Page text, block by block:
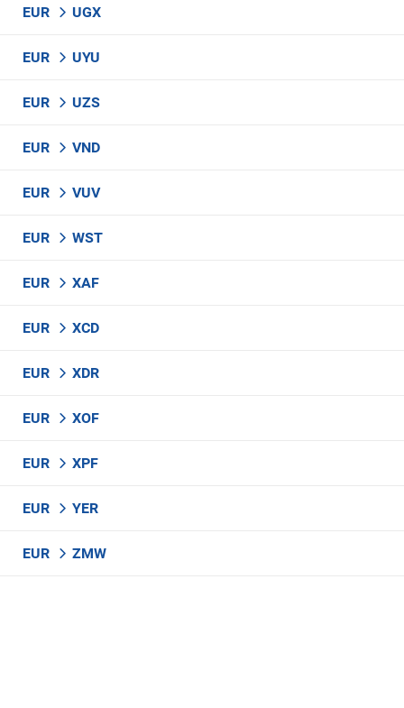
EUR UGX
EUR UYU
EUR UZS
EUR VND
EUR VUV
EUR WST
EUR XAF
EUR XCD
EUR XDR
EUR XOF
EUR XPF
EUR YER
EUR ZMW